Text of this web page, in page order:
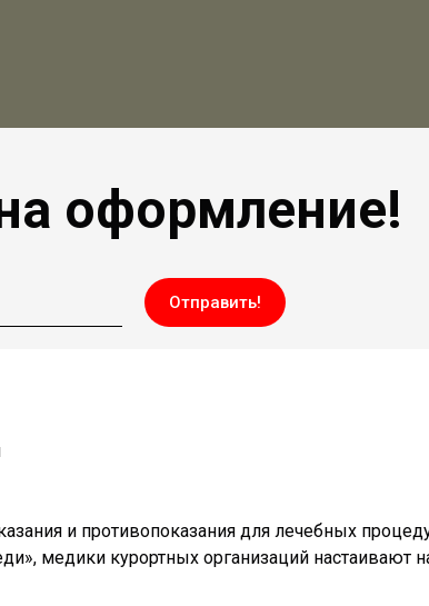
оформление!
Отправить!
и противопоказания для лечебных
медики курортных организаций настаивают